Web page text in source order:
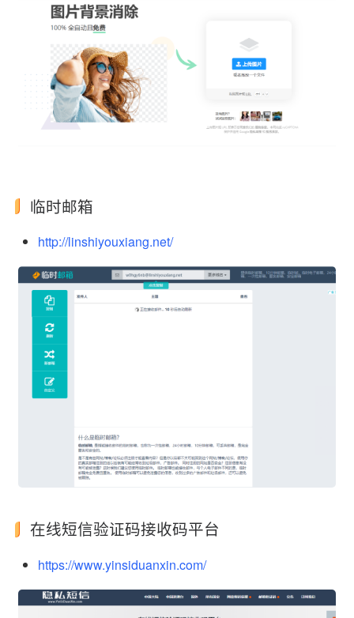
临时邮箱
http://linshiyouxiang.net/
在线短信验证码接收码平台
https://www.yinsiduanxin.com/